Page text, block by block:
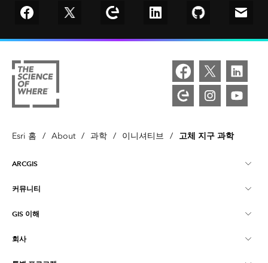
Follow us on Facebook
Follow us on TwitterExplore our Esri Community
Connect with us on LinkedIn
Follow us onEmail
Esri 홈 / About / 과학 / 이니셔티브 / 고체 지구 과학
ARCGIS
ArcGIS Overview
매핑
커뮤니티
Esri 커뮤니티
ArcGIS Blog
GIS 이해
GIS란?
회사